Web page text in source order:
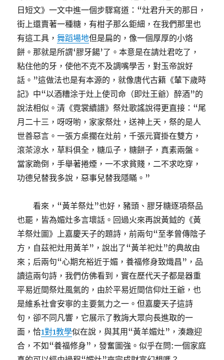
日短文》一文中進一個步驟寫道：“灶君升天的那日，
街上還賣著一種糖，有柑子那么鉅細，在我們那里也
有這工具，舞蹈場地但是扁的，像一個厚厚的小烙
餅。那就是所謂‘膠牙餳’了。本意是在請灶君吃了，
粘住他的牙，使他不克不及調嘴學舌，對玉帝說好
話。”這做法也是有本源的，就像唐代古籍《輦下歲時
記》中“以酒糟涂于灶上使司命（即灶王爺）醉酒”的
說法相似。清《霓裳續譜》祭灶歌謠說得更直接：“尾
月二十三，呀呀喲，家家祭灶，送神上天，祭的是人
世善惡言。一張方桌擱在灶前，千張元寶掛在雙方，
滾茶涼水，草料俱全，糖瓜子，糖餅子，真素兩盤。
當家跪倒，手舉著捲煙，一不求貧賤，二不求吃穿，
功德兒替我多說，惡事兒替我隱瞞。”
看來，“黃羊祭灶”也好，豬頭、膠牙糖逐項祭品
也罷，皆為媚灶多言壞話。回過火來再說黃鉞的《黃
羊祭灶圖》上嘉慶天子的題詩，前兩句“至孝曾傳陰子
方，自茲祀灶用黃羊”，說出了“黃羊祀灶”的典故由
來；后兩句“心期充裕近于媚，養福修身致熾昌”，品
讀這兩句詩，我們仿佛看到，實在歷代天子都是器重
平易近間祭灶風氣的，由於平易近間信仰灶王爺，也
是維系社會安寧的主要氣力之一。但嘉慶天子這詩
句，卻不同凡響，它展示了教誨大眾向長進取的一
面，恰1對1教學似在說，與其用“黃羊媚灶”，湊趣迎
合，不如“養福修身”，發奮圖強。似乎在問:一個家庭